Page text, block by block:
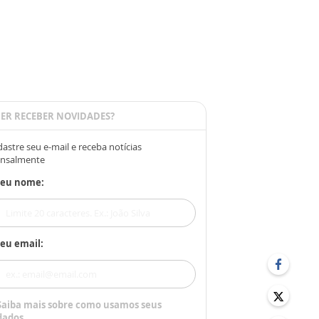
RECEBER NOVIDADES?
seu e-mail e receba notícias
nome:
email:
mais sobre como usamos seus